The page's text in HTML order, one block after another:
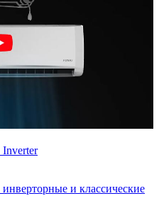
и классические